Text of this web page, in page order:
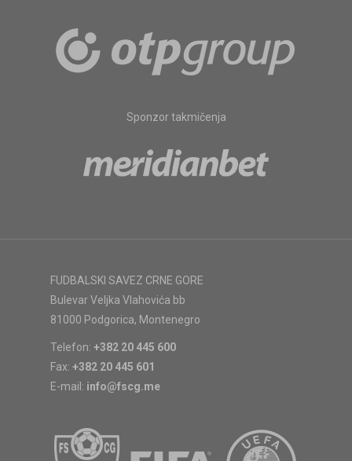
Sponzor takmičenja
FUDBALSKI SAVEZ CRNE GORE
Bulevar Veljka Vlahovića bb
81000 Podgorica, Montenegro
Telefon: +382 20 445 600
Fax: +382 20 445 601
E-mail: info@fscg.me